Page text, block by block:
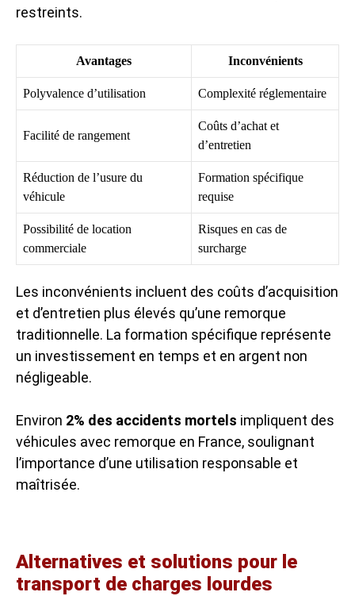
restreints.
Avantages Inconvénients
Polyvalence d’utilisation Complexité réglementaire
Facilité de rangement
Coûts d’achat et
d’entretien
Réduction de l’usure du
véhicule
Formation spécifique
requise
Possibilité de location
commerciale
Risques en cas de
surcharge
Les inconvénients incluent des coûts d’acquisition
et d’entretien plus élevés qu’une remorque
traditionnelle. La formation spécifique représente
un investissement en temps et en argent non
négligeable.
Environ 2% des accidents mortels impliquent des
véhicules avec remorque en France, soulignant
l’importance d’une utilisation responsable et
maîtrisée.
Alternatives et solutions pour le
transport de charges lourdes